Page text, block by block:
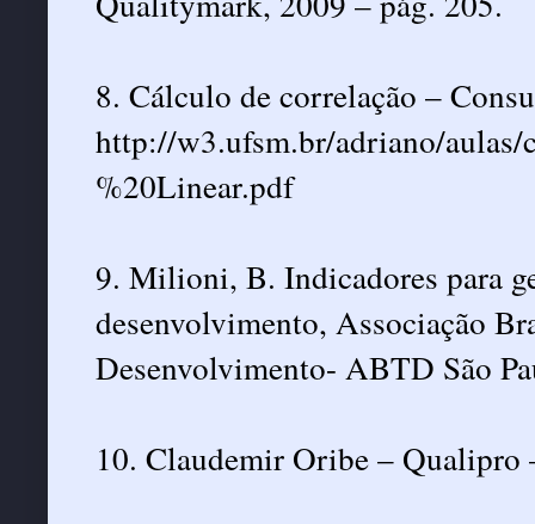
8. Cálculo de correlação –
http://w3.ufsm.br/adriano/
%20Linear.pdf
9. Milioni, B. Indicadores para
desenvolvimento, Associação
Desenvolvimento- ABTD São
10. Claudemir Oribe –